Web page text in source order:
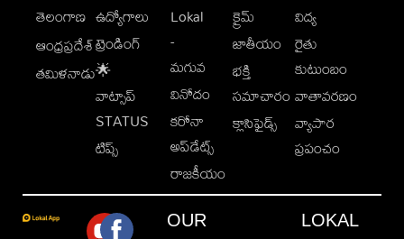
తెలంగాణ
ఆంధ్రప్రదేశ్
తమిళనాడు
ఉద్యోగాలు
ట్రెండింగ్
🌟
వాట్సాప్
STATUS
టిప్స్
Lokal
-
మగువ
వినోదం
కరోనా
అప్‌డేట్స్
రాజకీయం
క్రైమ్
జాతీయం
భక్తి
సమాచారం
క్లాసిఫైడ్స్
విద్య
రైతు
కుటుంబం
వాతావరణం
వ్యాపార
ప్రపంచం
OUR
LOKAL